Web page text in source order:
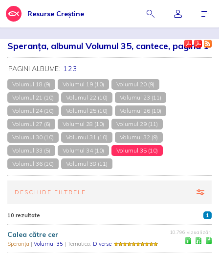
Resurse Creștine
Speranţa, albumul Volumul 35, cantece, pagina 1
PAGINI ALBUME: 123
Volumul 18 (9) Volumul 19 (10)
Volumul 20 (9)
Volumul 21 (10)
Volumul 22 (10)
Volumul 23 (11)
Volumul 24 (10)
Volumul 25 (10)
Volumul 26 (10)
Volumul 27 (6)
Volumul 28 (10)
Volumul 29 (11)
Volumul 30 (10)
Volumul 31 (10)
Volumul 32 (9)
Volumul 33 (5)
Volumul 34 (10)
Volumul 35 (10)
Volumul 36 (10)
Volumul 38 (11)
DESCHIDE FILTRELE
10 rezultate 1
Calea către cer
Speranţa | Volumul 35 | Tematica: Diverse
10.796 vizualizări